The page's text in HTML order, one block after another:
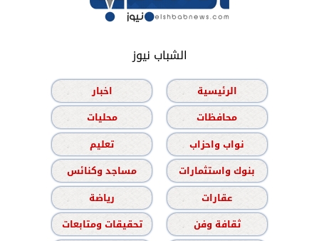
الشباب نيوز
الرئيسية
اخبار
محافظات
محليات
نواب واحزاب
تعليم
بنوك واستثمارات
مساجد وكنائس
عقارات
رياضة
ثقافة وفن
تحقيقات ومتابعات